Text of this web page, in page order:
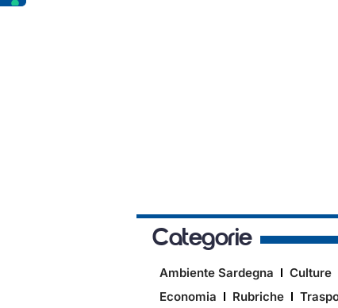
Categorie
Ambiente Sardegna
Culture
Economia
Rubriche